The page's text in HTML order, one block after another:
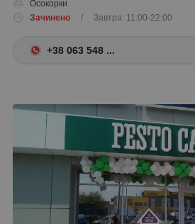
Осокорки
Зачинено
/ Завтра: 11:00-22:00
+38 063 548 ...